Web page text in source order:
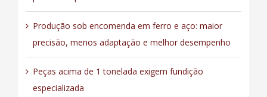
Produção sob encomenda em ferro e aço: maior
precisão, menos adaptação e melhor desempenho
Peças acima de 1 tonelada exigem fundição
especializada